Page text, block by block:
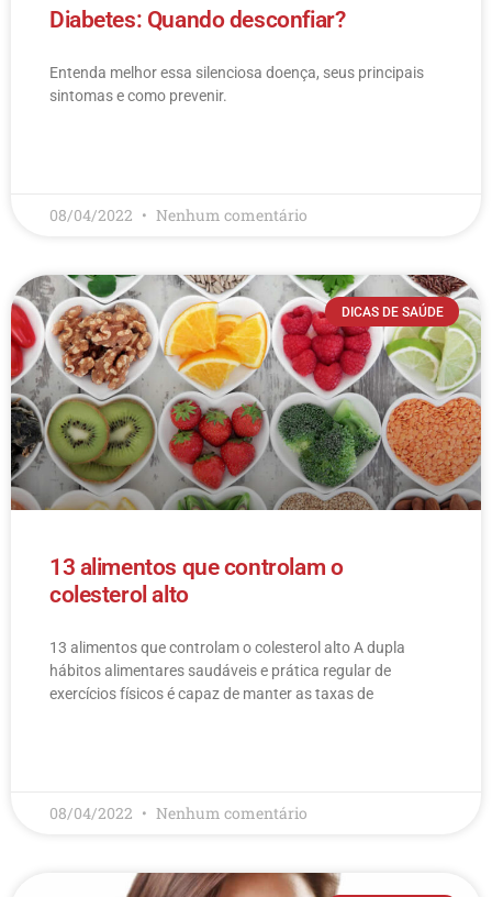
Diabetes: Quando desconfiar?
Entenda melhor essa silenciosa doença, seus principais
sintomas e como prevenir.
08/04/2022 Nenhum comentário
DICAS DE SAÚDE
13 alimentos que controlam o
colesterol alto
13 alimentos que controlam o colesterol alto​ A dupla
hábitos alimentares saudáveis e prática regular de
exercícios físicos é capaz de manter as taxas de
08/04/2022 Nenhum comentário